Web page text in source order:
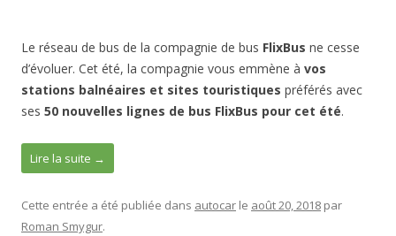
Le réseau de bus de la compagnie de bus FlixBus ne cesse
d’évoluer. Cet été, la compagnie vous emmène à vos
stations balnéaires et sites touristiques préférés avec
ses 50 nouvelles lignes de bus FlixBus pour cet été.
Lire la suite →
Cette entrée a été publiée dans autocar le août 20, 2018 par
Roman Smygur.